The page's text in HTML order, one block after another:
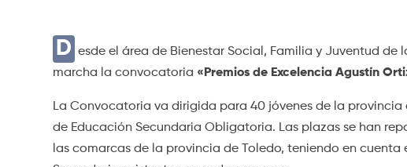
D esde el área de Bienestar Social, Familia y Juventud de
marcha la convocatoria «Premios de Excelencia Agustín
La Convocatoria va dirigida para 40 jóvenes de la provincia
de Educación Secundaria Obligatoria. Las plazas se han
las comarcas de la provincia de Toledo, teniendo en